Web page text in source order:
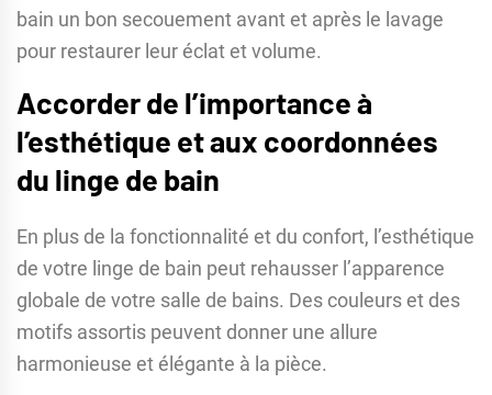
bain un bon secouement avant et après le lavage
pour restaurer leur éclat et volume.
Accorder de l’importance à
l’esthétique et aux coordonnées
du linge de bain
En plus de la fonctionnalité et du confort, l’esthétique
de votre linge de bain peut rehausser l’apparence
globale de votre salle de bains. Des couleurs et des
motifs assortis peuvent donner une allure
harmonieuse et élégante à la pièce.